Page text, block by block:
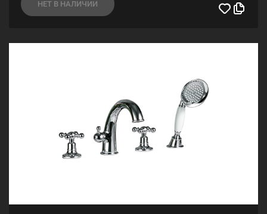
НЕТ В НАЛИЧИИ